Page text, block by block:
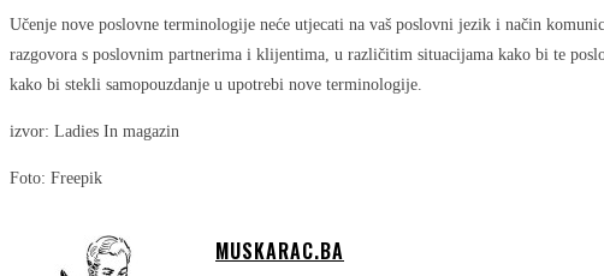
Učenje nove poslovne terminologije neće utjecati na vaš poslovni jezik i način
razgovora s poslovnim partnerima i klijentima, u različitim situacijama kako bi te
kako bi stekli samopouzdanje u upotrebi nove terminologije.
izvor: Ladies In magazin
Foto: Freepik
MUSKARAC.BA